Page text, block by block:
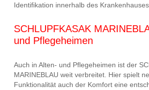
Identifikation innerhalb des
SCHLUPFKASAK
und Pflegeheimen
Auch in Alten- und Pflegeheimen ist der
MARINEBLAU weit verbreitet. Hier spielt
Funktionalität auch der Komfort eine